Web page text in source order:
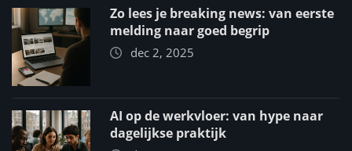
Zo lees je breaking news: van eerste
melding naar goed begrip
dec 2, 2025
AI op de werkvloer: van hype naar
dagelijkse praktijk